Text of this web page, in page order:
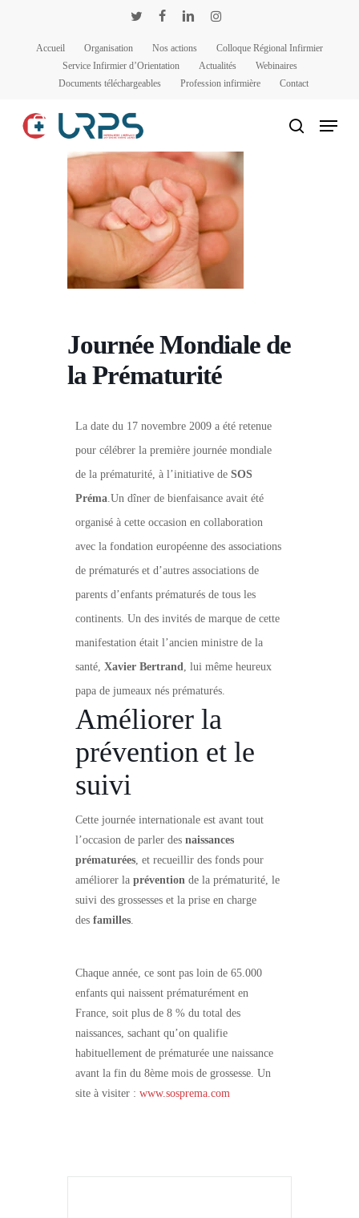
Accueil
Organisation Nos actions
Colloque Régional Infirmier
Service Infirmier d’Orientation
Actualités
Webinaires
Documents téléchargeables
Profession infirmière Contact
rechercher
Menu
Journée Mondiale de
la Prématurité
La date du 17 novembre 2009 a été retenue
pour célébrer la première journée mondiale
de la prématurité, à l’initiative de SOS
Préma.Un dîner de bienfaisance avait été
organisé à cette occasion en collaboration
avec la fondation européenne des associations
de prématurés et d’autres associations de
parents d’enfants prématurés de tous les
continents. Un des invités de marque de cette
manifestation était l’ancien ministre de la
santé, Xavier Bertrand, lui même heureux
papa de jumeaux nés prématurés.
Améliorer la
prévention et le
suivi
Cette journée internationale est avant tout
l’occasion de parler des naissances
prématurées, et recueillir des fonds pour
améliorer la prévention de la prématurité, le
suivi des grossesses et la prise en charge
des familles.
Chaque année, ce sont pas loin de 65.000
enfants qui naissent prématurément en
France, soit plus de 8 % du total des
naissances, sachant qu’on qualifie
habituellement de prématurée une naissance
avant la fin du 8ème mois de grossesse. Un
site à visiter : www.sosprema.com
Panneau de gestion des cookies